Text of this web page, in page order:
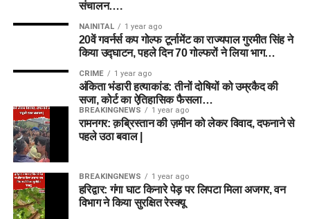
संचालन….
NAINITAL 1 year ago
20वें गवर्नर्स कप गोल्फ टूर्नामेंट का राज्यपाल गुरमीत सिंह ने
किया उद्घाटन, पहले दिन 70 गोल्फरों ने लिया भाग…
CRIME 1 year ago
अंकिता भंडारी हत्याकांड: तीनों दोषियों को उम्रकैद की
सजा, कोर्ट का ऐतिहासिक फैसला…
BREAKINGNEWS 1 year ago
रामनगर: क़ब्रिस्तान की ज़मीन को लेकर विवाद, दफनाने से
पहले उठा बवाल |
BREAKINGNEWS 1 year ago
हरिद्वार: गंगा घाट किनारे पेड़ पर लिपटा मिला अजगर, वन
विभाग ने किया सुरक्षित रेस्क्यू